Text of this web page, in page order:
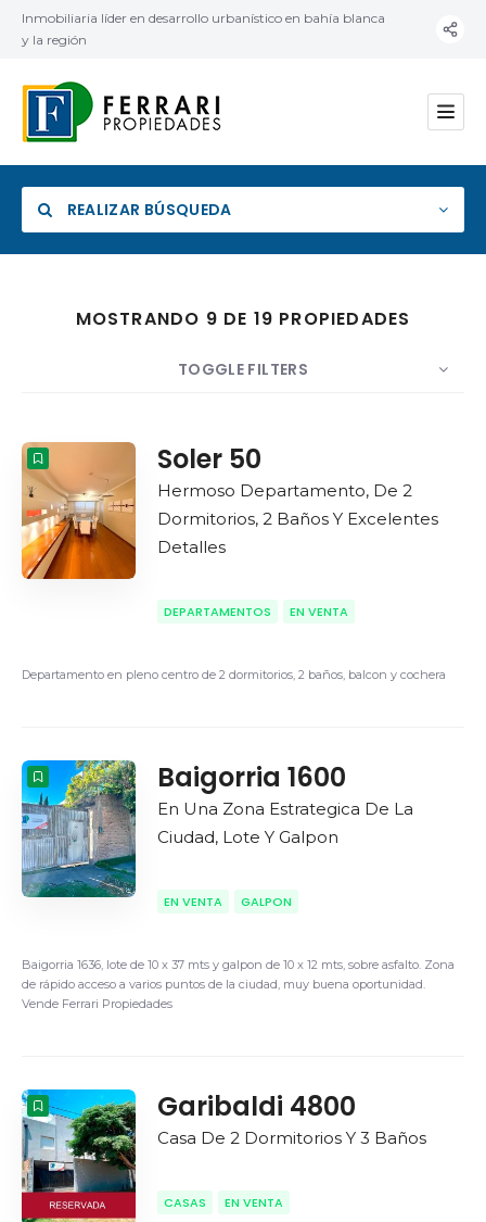
Inmobiliaria líder en desarrollo urbanístico en bahía blanca
y la región
REALIZAR BÚSQUEDA
Buscar
MOSTRANDO 9 DE 19 PROPIEDADES
TOGGLE FILTERS
MOSTRAR 10 Soler 50
Hermoso Departamento, De 2
Dormitorios, 2 Baños Y Excelentes
Detalles
DEPARTAMENTOS EN VENTA
Departamento en pleno centro de 2 dormitorios, 2 baños, balcon y cochera
Baigorria 1600
En Una Zona Estrategica De La
Ciudad, Lote Y Galpon
EN VENTA GALPON
Baigorria 1636, lote de 10 x 37 mts y galpon de 10 x 12 mts, sobre asfalto. Zona
de rápido acceso a varios puntos de la ciudad, muy buena oportunidad.
Vende Ferrari Propiedades
Garibaldi 4800
Casa De 2 Dormitorios Y 3 Baños
CASAS EN VENTA